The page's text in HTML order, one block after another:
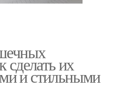
сделать их
и стильными